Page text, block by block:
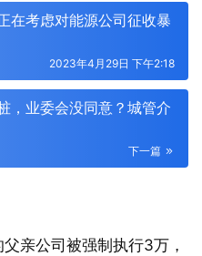
在考虑对能源公司征收暴
2023年4月29日 下午2:18
，业委会没同意？城管介
下一篇
父亲公司被强制执行3万，